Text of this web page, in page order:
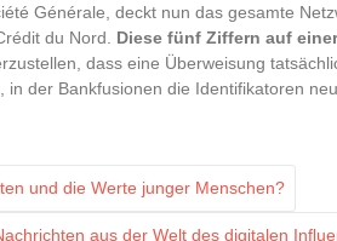
Générale, deckt nun das gesamte
du Nord. Diese fünf Ziffern auf
dass eine Überweisung
der Bankfusionen die Identifikatoren
und die Werte junger Menschen?
aus der Welt des digitalen